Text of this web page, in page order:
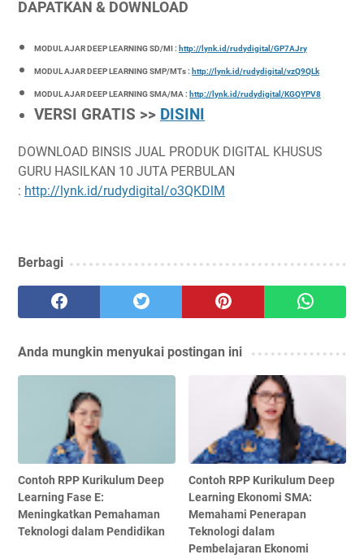
DAPATKAN & DOWNLOAD
MODUL AJAR DEEP LEARNING SD/MI : http://lynk.id/rudydigital/GP7AJry
MODUL AJAR DEEP LEARNING SMP/MTs : http://lynk.id/rudydigital/vzQ9QLk
MODUL AJAR DEEP LEARNING SMA/MA : http://lynk.id/rudydigital/KGQYPV8
VERSI GRATIS >> DISINI
DOWNLOAD BINSIS JUAL PRODUK DIGITAL KHUSUS
GURU HASILKAN 10 JUTA PERBULAN
: http://lynk.id/rudydigital/o3QKDlM
Berbagi
Anda mungkin menyukai postingan ini
Contoh RPP Kurikulum Deep
Learning Fase E:
Meningkatkan Pemahaman
Teknologi dalam Pendidikan
Contoh RPP Kurikulum Deep
Learning Ekonomi SMA:
Memahami Penerapan
Teknologi dalam
Pembelajaran Ekonomi